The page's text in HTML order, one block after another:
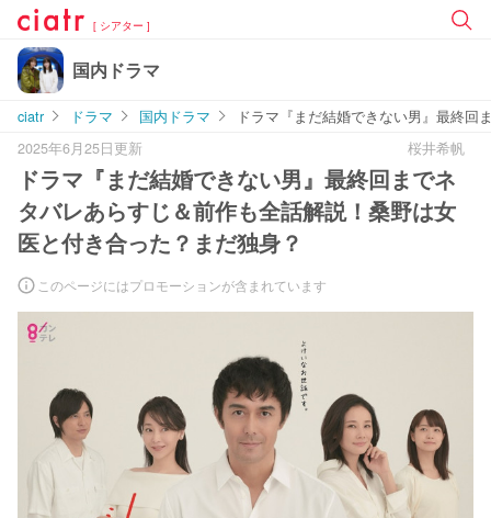
[ シアター ]
国内ドラマ
ciatr ドラマ 国内ドラマ
ドラマ『まだ結婚できない男』最終回
2025年6月25日更新
桜井希帆
ドラマ『まだ結婚できない男』最終回までネ
タバレあらすじ＆前作も全話解説！桑野は女
医と付き合った？まだ独身？
このページにはプロモーションが含まれています